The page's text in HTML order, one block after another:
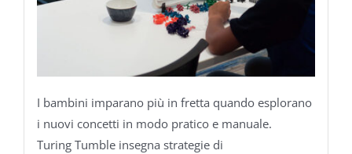
I bambini imparano più in fretta quando esplorano
i nuovi concetti in modo pratico e manuale.
Turing Tumble insegna strategie di